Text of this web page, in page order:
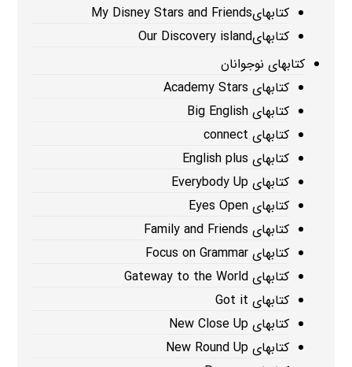
کتابهایMy Disney Stars and Friends
کتابهایOur Discovery island
کتابهای نوجوانان
کتابهای Academy Stars
کتابهای Big English
کتابهای connect
کتابهای English plus
کتابهای Everybody Up
کتابهای Eyes Open
کتابهای Family and Friends
کتابهای Focus on Grammar
کتابهای Gateway to the World
کتابهای Got it
کتابهای New Close Up
کتابهای New Round Up